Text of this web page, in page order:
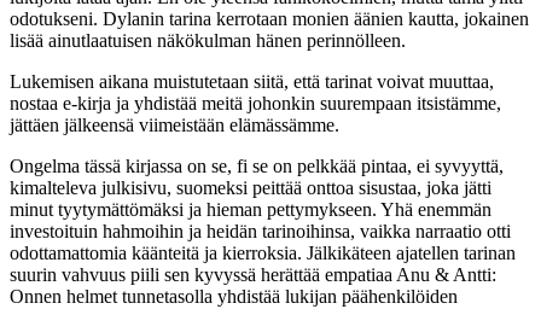
odotukseni. Dylanin tarina kerrotaan monien äänien kautta, jokainen
lisää ainutlaatuisen näkökulman hänen perinnölleen.
Lukemisen aikana muistutetaan siitä, että tarinat voivat muuttaa,
nostaa e-kirja ja yhdistää meitä johonkin suurempaan itsistämme,
jättäen jälkeensä viimeistään elämässämme.
Ongelma tässä kirjassa on se, fi se on pelkkää pintaa, ei syvyyttä,
kimalteleva julkisivu, suomeksi peittää onttoa sisustaa, joka jätti
minut tyytymättömäksi ja hieman pettymykseen. Yhä enemmän
investoituin hahmoihin ja heidän tarinoihinsa, vaikka narraatio otti
odottamattomia käänteitä ja kierroksia. Jälkikäteen ajatellen tarinan
suurin vahvuus piili sen kyvyssä herättää empatiaa Anu & Antti:
Onnen helmet tunnetasolla yhdistää lukijan päähenkilöiden